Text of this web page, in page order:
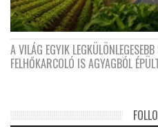
A VILÁG EGYIK
FELHŐKARCOLÓ IS AGYAGBÓL